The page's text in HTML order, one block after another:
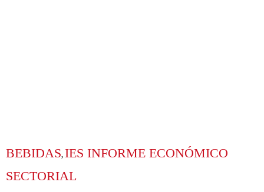
BEBIDAS, IES INFORME ECONÓMICO
SECTORIAL